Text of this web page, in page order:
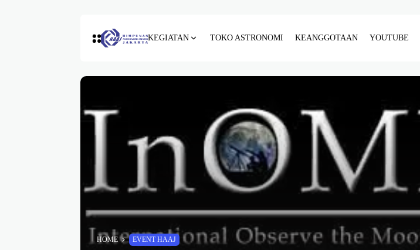
KEGIATAN TOKO ASTRONOMI KEANGGOTAAN YOUTUBE
HOME EVENT HAAJ